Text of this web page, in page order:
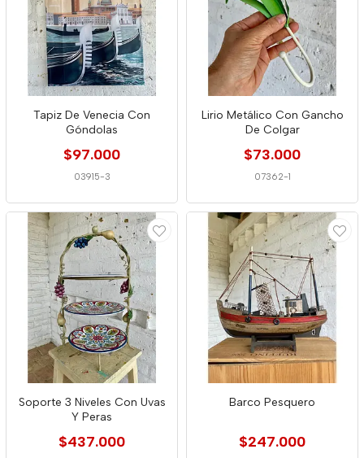
Tapiz De Venecia Con
Góndolas
$97.000
03915-3
Lirio Metálico Con Gancho
De Colgar
$73.000
07362-1
Soporte 3 Niveles Con Uvas
Y Peras
$437.000
Barco Pesquero
$247.000